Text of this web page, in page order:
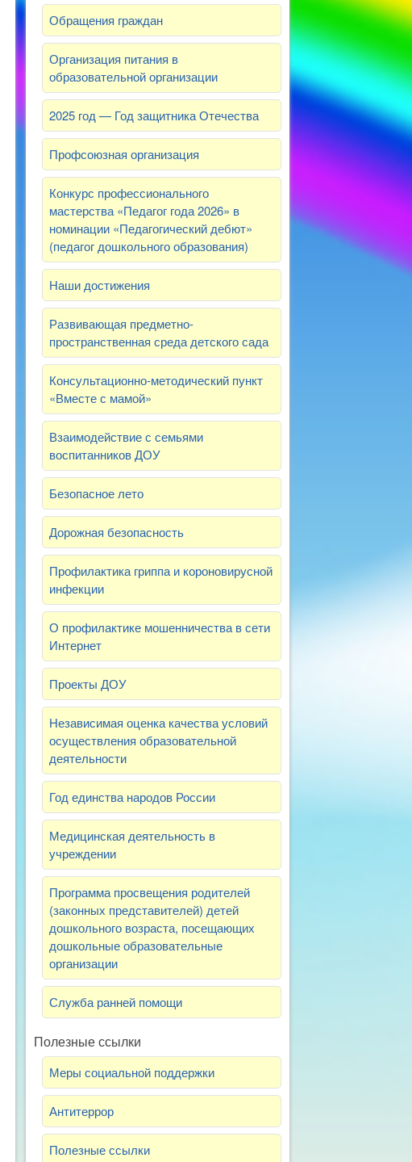
Обращения граждан
Организация питания в
образовательной организации
2025 год — Год защитника Отечества
Профсоюзная организация
Конкурс профессионального
мастерства «Педагог года 2026» в
номинации «Педагогический дебют»
(педагог дошкольного образования)
Наши достижения
Развивающая предметно-
пространственная среда детского сада
Консультационно-методический пункт
«Вместе с мамой»
Взаимодействие с семьями
воспитанников ДОУ
Безопасное лето
Дорожная безопасность
Профилактика гриппа и короновирусной
инфекции
О профилактике мошенничества в сети
Интернет
Проекты ДОУ
Независимая оценка качества условий
осуществления образовательной
деятельности
Год единства народов России
Медицинская деятельность в
учреждении
Программа просвещения родителей
(законных представителей) детей
дошкольного возраста, посещающих
дошкольные образовательные
организации
Служба ранней помощи
Полезные ссылки
Меры социальной поддержки
Антитеррор
Полезные ссылки